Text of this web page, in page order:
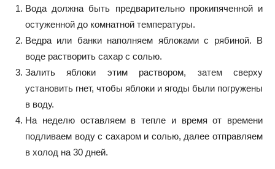
Вода должна быть предварительно прокипяченной и
остуженной до комнатной температуры.
Ведра или банки наполняем яблоками с рябиной. В
воде растворить сахар с солью.
Залить яблоки этим раствором, затем сверху
установить гнет, чтобы яблоки и ягоды были погружены
в воду.
На неделю оставляем в тепле и время от времени
подливаем воду с сахаром и солью, далее отправляем
в холод на 30 дней.